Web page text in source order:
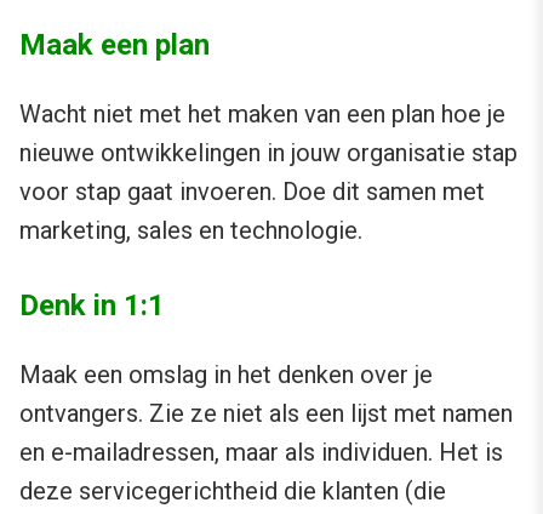
Maak een plan
Wacht niet met het maken van een plan hoe je
nieuwe ontwikkelingen in jouw organisatie stap
voor stap gaat invoeren. Doe dit samen met
marketing, sales en technologie.
Denk in 1:1
Maak een omslag in het denken over je
ontvangers. Zie ze niet als een lijst met namen
en e-mailadressen, maar als individuen. Het is
deze servicegerichtheid die klanten (die